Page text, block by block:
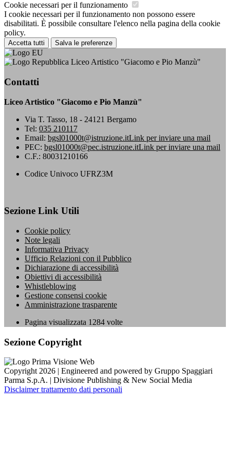
Cookie necessari per il funzionamento
I cookie necessari per il funzionamento non possono essere
disabilitati. È possibile consultare l'elenco nella pagina della cookie
policy.
Accetta tutti Salva le preferenze
Liceo Artistico "Giacomo e Pio Manzù"
Contatti
Liceo Artistico "Giacomo e Pio Manzù"
Via T. Tasso, 18 - 24121 Bergamo
Tel: 035 210117
Email: bgsl01000t@istruzione.itLink per inviare una mail
PEC: bgsl01000t@pec.istruzione.itLink per inviare una mail
C.F.: 80031210166
Codice Univoco UFRZ3M
Sezione Link Utili
Cookie policy
Note legali
Informativa Privacy
Ufficio Relazioni con il Pubblico
Dichiarazione di accessibilità
Obiettivi di accessibilità
Whistleblowing
Gestione consensi cookie
Amministrazione trasparente
Pagina visualizzata 1284 volte
Sezione Copyright
Copyright 2026 | Engineered and powered by Gruppo Spaggiari
Parma S.p.A. | Divisione Publishing & New Social Media
Disclaimer trattamento dati personali